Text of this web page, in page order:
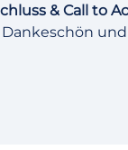
& Call to
Dankeschön